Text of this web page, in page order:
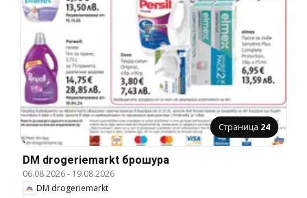
Страница 24
DM drogeriemarkt брошура
06.08.2026- 19.08.2026
DM drogeriemarkt